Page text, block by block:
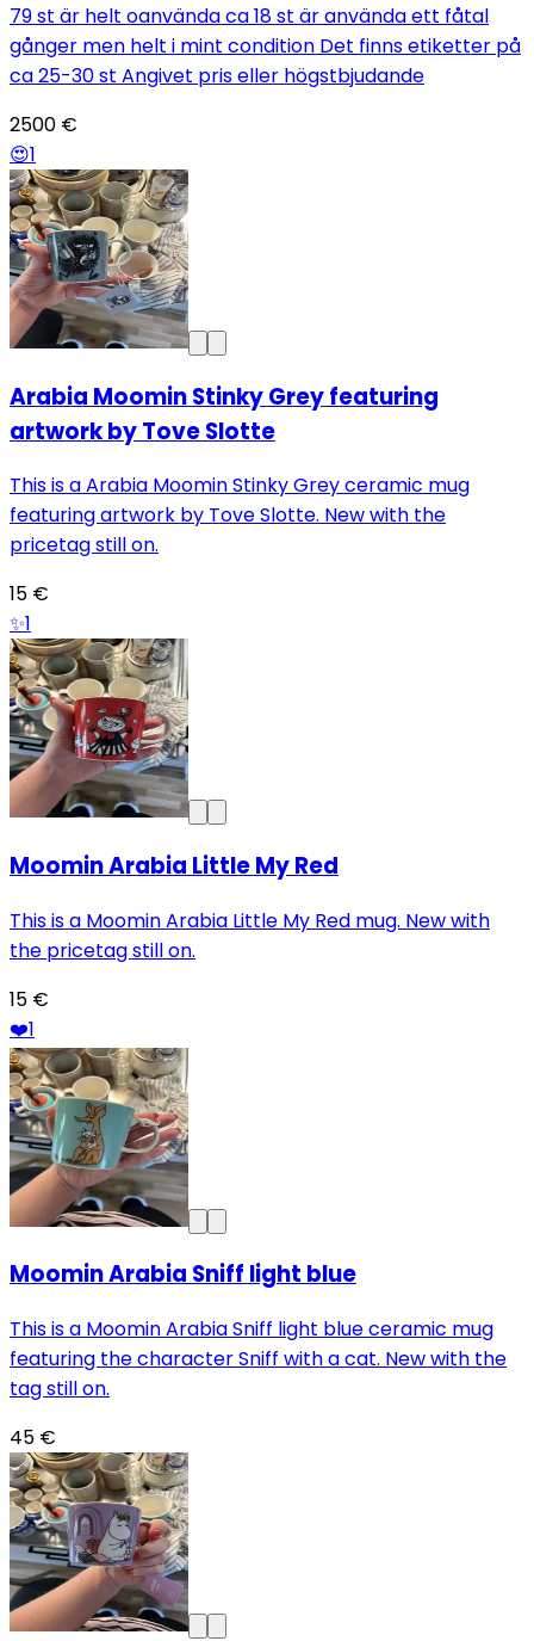
79 st är helt oanvända ca 18 st är använda ett fåtal
gånger men helt i mint condition Det finns etiketter på
ca 25-30 st Angivet pris eller högstbjudande
2500 €
😍1
Arabia Moomin Stinky Grey featuring
artwork by Tove Slotte
This is a Arabia Moomin Stinky Grey ceramic mug
featuring artwork by Tove Slotte. New with the
pricetag still on.
15 €
✨1
Moomin Arabia Little My Red
This is a Moomin Arabia Little My Red mug. New with
the pricetag still on.
15 €
❤️1
Moomin Arabia Sniff light blue
This is a Moomin Arabia Sniff light blue ceramic mug
featuring the character Sniff with a cat. New with the
tag still on.
45 €